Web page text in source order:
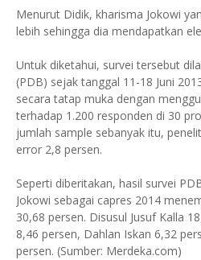
Menurut Didik, kharisma Jokowi
lebih sehingga dia mendapatkan
Untuk diketahui, survei tersebut
(PDB) sejak tanggal 11-18 Juni
secara tatap muka dengan
terhadap 1.200 responden di 30
jumlah sample sebanyak itu,
error 2,8 persen.
Seperti diberitakan, hasil survei
Jokowi sebagai capres 2014
30,68 persen. Disusul Jusuf Kalla
8,46 persen, Dahlan Iskan 6,32
persen. (Sumber: Merdeka.com)